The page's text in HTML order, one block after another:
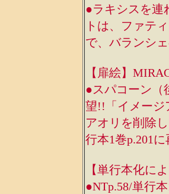
●ラキシスを連
トは、ファテ
で、バランシ
【扉絵】
●スパコーン（
望!!「イメージ
アオリを削除
行本1巻p.201
【単行本化に
●NTp.58/単行